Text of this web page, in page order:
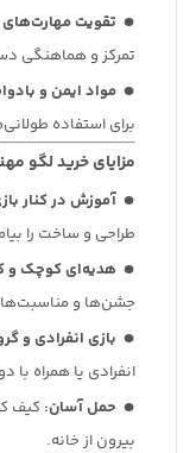
تقویت
تمرکز و هماهنگی
مواد ایمن و
برای استفاده
مزایای خرید لگو مهندسی 58 قطعه
آموزش در کنار
طراحی و ساخت را
هدیه‌ای کوچک و
جشن‌ها و
بازی انفرادی و
انفرادی یا همراه با
حمل آسان: کیف
بیرون از خانه.